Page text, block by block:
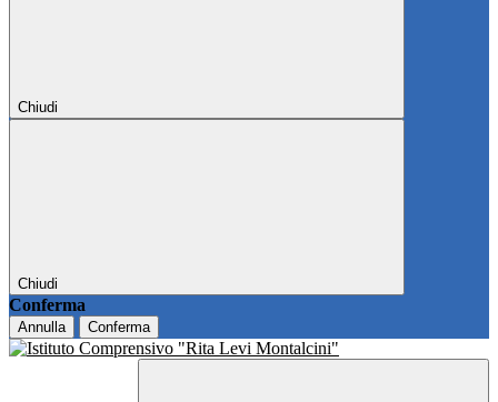
Chiudi
Chiudi
Conferma
Annulla Conferma